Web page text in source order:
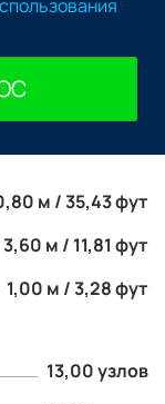
м / 35,43 фут
3,60 м / 11,81 фут
1,00 м / 3,28 фут
13,00 узлов